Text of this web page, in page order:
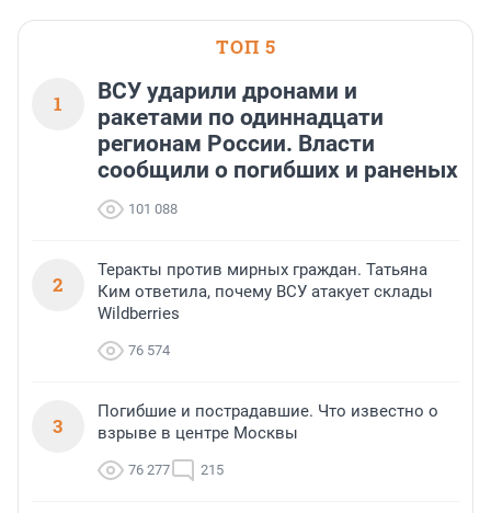
или готовый арендный
ТОП 5
1
ВСУ ударили дронами и
ракетами по одиннадцати
регионам России. Власти
сообщили о погибших и раненых
101 088
2
Теракты против мирных граждан. Татьяна
Ким ответила, почему ВСУ атакует склады
Wildberries
76 574
3
Погибшие и пострадавшие. Что известно о
взрыве в центре Москвы
76 277 215